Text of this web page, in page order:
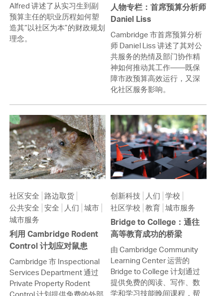
Alfred 讲述了从实习生到副
预算主任的职业历程如何塑
造其“以社区为本”的财政规划
理念。
人物专栏：首席预算分析师
Daniel Liss
Cambridge 市首席预算分析
师 Daniel Liss 讲述了其对公
共服务的热情及部门协作精
神如何推动其工作——既保
障市政预算高效运行，又深
化社区服务影响。
社区安全
路边取货
公共安全 安全 人们 城市
城市服务
利用 Cambridge Rodent
Control 计划应对鼠患
Cambridge 市 Inspectional
Services Department 通过
Private Property Rodent
创新科技 人们 学校
社区学校 教育 城市服务
Bridge to College：通往
高等教育成功的桥梁
由 Cambridge Community
Learning Center 运营的
Bridge to College 计划通过
提供免费的阅读、写作、数
学和学习技能晚间课程，帮